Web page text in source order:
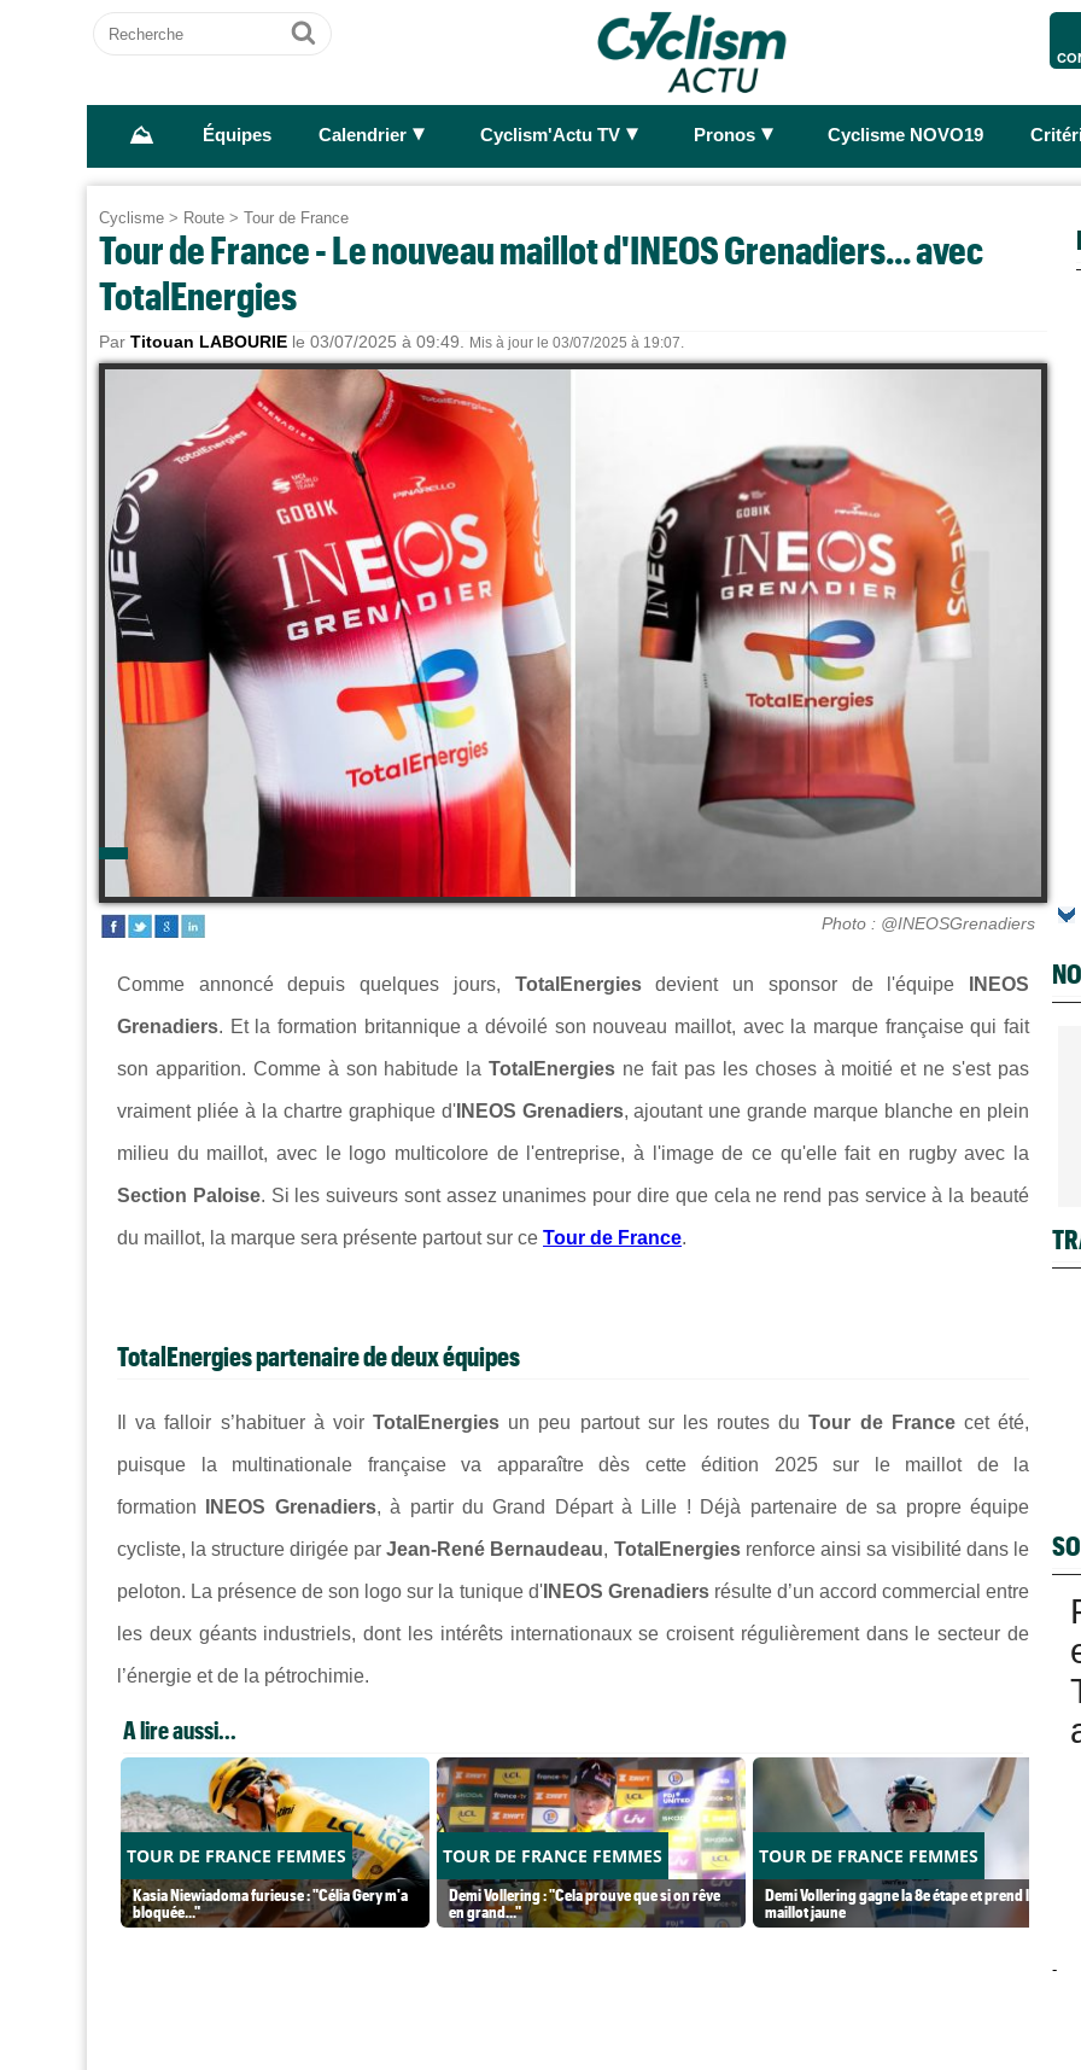
Recherche
Ok
⛰ Équipes Calendrier ► Cyclism'Actu TV ► Pronos ► Cyclisme NOVO19
Cyclisme > Route > Tour de France
Tour de France - Le nouveau maillot d'INEOS Grenadiers... avec
TotalEnergies
Par Titouan LABOURIE le 03/07/2025 à 09:49. Mis à jour le 03/07/2025 à 19:07.
Photo : @INEOSGrenadiers
Comme annoncé depuis quelques jours, TotalEnergiesdevient un sponsor de l'équipe INEOS
Grenadiers. Et la formation britannique a dévoilé son nouveau maillot, avec la marque française qui fait
son apparition. Comme à son habitude laTotalEnergies ne fait pas les choses à moitié et ne s'est pas
vraiment pliée à la chartre graphique d'INEOS Grenadiers, ajoutant une grande marque blanche en plein
milieu du maillot, avec le logo multicolore de l'entreprise, à l'image de ce qu'elle fait en rugby avec la
Section Paloise. Si les suiveurs sont assez unanimes pour dire que cela ne rend pas service à la beauté
du maillot, la marque sera présente partout sur ce Tour de France.
TotalEnergies partenaire de deux équipes
Il va falloir s’habituer à voirTotalEnergies un peu partout sur les routes duTour de France cet été,
puisque la multinationale française va apparaître dès cette édition 2025 sur le maillot de la
formation INEOS Grenadiers, à partir du Grand Départ à Lille ! Déjà partenaire de sa propre équipe
cycliste, la structure dirigée par Jean-René Bernaudeau, TotalEnergies renforce ainsi sa visibilité dans le
peloton. La présence de son logo sur la tunique d'INEOS Grenadiersrésulte d’un accord commercial entre
les deux géants industriels, dont les intérêts internationaux se croisent régulièrement dans le secteur de
l’énergie et de la pétrochimie.
A lire aussi...
TOUR DE FRANCE FEMMES
Kasia Niewiadoma furieuse : "Célia Gery m'a
bloquée..."
TOUR DE FRANCE FEMMES
Demi Vollering : "Cela prouve que si on rêve
en grand..."
TOUR DE FRANCE FEMMES
Demi Vollering gagne la 8e étape et prend le
maillot jaune
-